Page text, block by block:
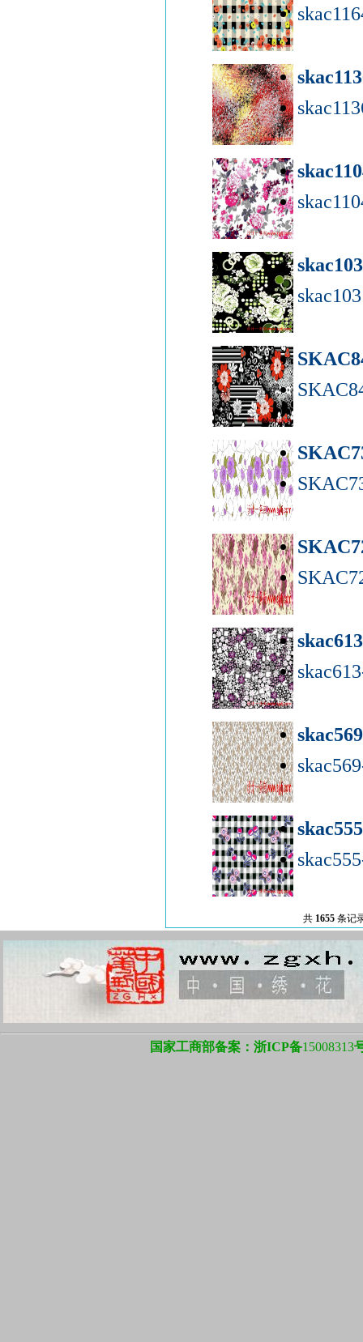
共 1655 条记
国家工商部备案：浙ICP备15008313